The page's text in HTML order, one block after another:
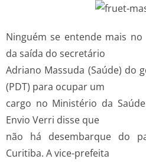
Ninguém se entende mais
da saída do secretário
Adriano Massuda (Saúde) do
(PDT) para ocupar um
cargo no Ministério da
Envio Verri disse que
não há desembarque do
Curitiba. A vice-prefeita